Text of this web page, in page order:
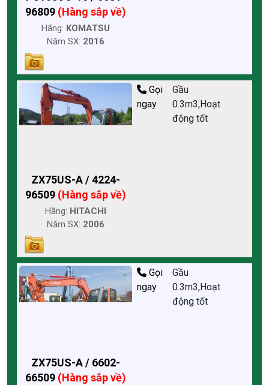
96809 (Hàng sắp về)
Hãng: KOMATSU
Năm SX: 2016
ZX75US-A / 4224-
96509 (Hàng sắp về)
Hãng: HITACHI
Năm SX: 2006
Gọi
ngay
Gầu
0.3m3,Hoạt
động tốt
ZX75US-A / 6602-
66509 (Hàng sắp về)
Gọi
ngay
Gầu
0.3m3,Hoạt
động tốt